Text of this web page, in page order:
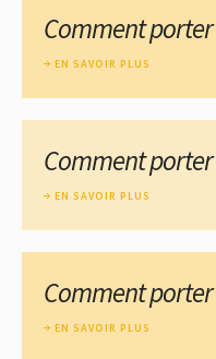
Comment porter
EN SAVOIR PLUS
Comment porter
EN SAVOIR PLUS
Comment porter
EN SAVOIR PLUS